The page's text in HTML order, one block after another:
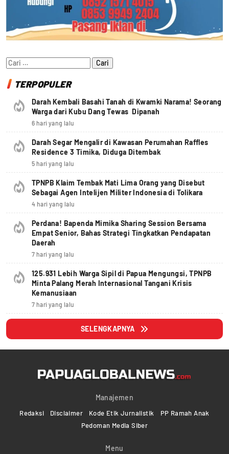
Cari
untuk:
TERPOPULER
Darah Kembali Basahi Tanah di Kwamki Narama! Seorang
Warga dari Kubu Dang Tewas Dipanah
6 hari yang lalu
Darah Segar Mengalir di Kawasan Perumahan Raffles
Residence 3 Timika, Diduga Ditembak
5 hari yang lalu
TPNPB Klaim Tembak Mati Lima Orang yang Disebut
Sebagai Agen Intelijen Militer Indonesia di Tolikara
4 hari yang lalu
Perdana! Bapenda Mimika Sharing Session Bersama
Empat Senior, Bahas Strategi Tingkatkan Pendapatan
Daerah
7 hari yang lalu
125.931 Lebih Warga Sipil di Papua Mengungsi, TPNPB
Minta Palang Merah Internasional Tangani Krisis
Kemanusiaan
7 hari yang lalu
SELENGKAPNYA
Manajemen
Redaksi Disclaimer Kode Etik Jurnalistik
PP Ramah Anak
Pedoman Media Siber
Menu